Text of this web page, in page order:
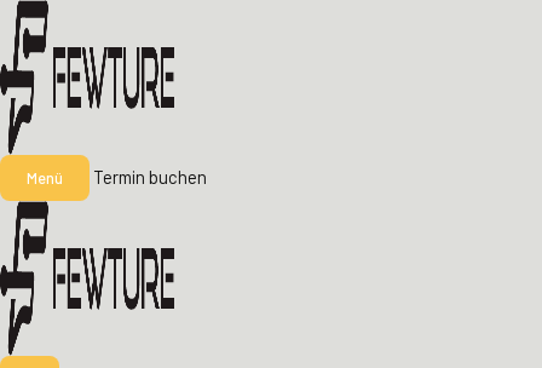
Menü Termin buchen